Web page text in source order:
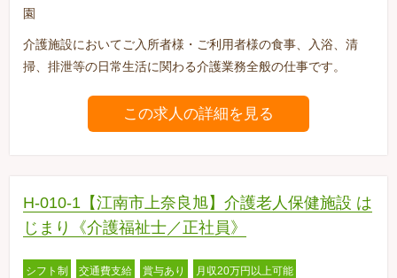
園
介護施設においてご入所者様・ご利用者様の食事、入浴、清
掃、排泄等の日常生活に関わる介護業務全般の仕事です。
この求人の詳細を見る
H-010-1【江南市上奈良旭】介護老人保健施設 は
じまり《介護福祉士／正社員》
シフト制 交通費支給 賞与あり 月収20万円以上可能